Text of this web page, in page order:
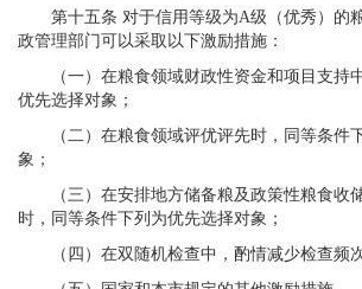
第十五条 对于信用等级为A级（优秀）的
政管理部门可以采取以下激励措施：
（一）在粮食领域财政性资金和项目支持
优先选择对象；
（二）在粮食领域评优评先时，同等条件
象；
（三）在安排地方储备粮及政策性粮食收
时，同等条件下列为优先选择对象；
（四）在双随机检查中，酌情减少检查频次